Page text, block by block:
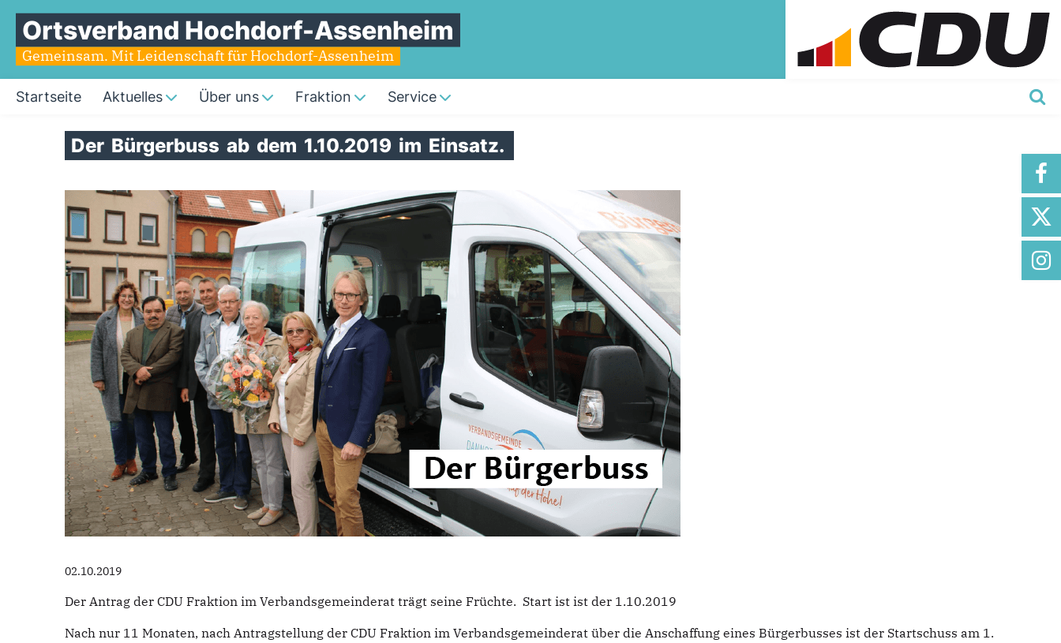
Ortsverband Hochdorf-Assenheim
Gemeinsam. Mit Leidenschaft für Hochdorf-Assenheim
Startseite Aktuelles Über uns Fraktion Service
Der Bürgerbuss ab dem 1.10.2019 im Einsatz.
02.10.2019
Der Antrag der CDU Fraktion im Verbandsgemeinderat trägt seine Früchte. Start ist ist der 1.10.2019
Nach nur 11 Monaten, nach Antragstellung der CDU Fraktion im Verbandsgemeinderat über die Anschaffung eines Bürgerbusses ist der Startschuss am 1.